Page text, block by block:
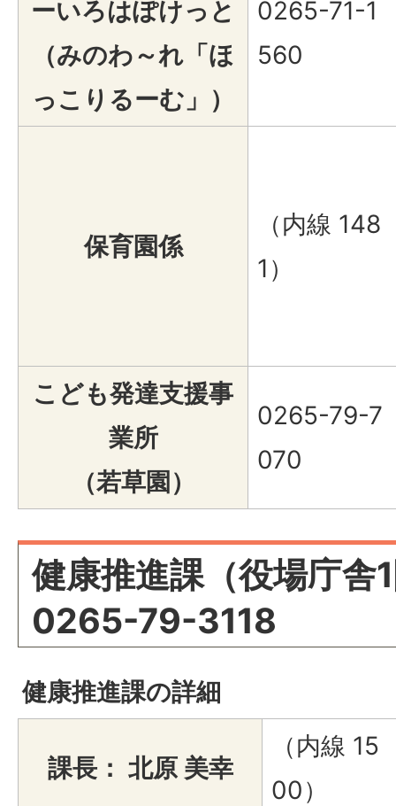
ーいろはぽけっと
（みのわ～れ「ほ
っこりるーむ」）
0265-71-1
560
保育園係
（内線 148
1）
こども発達支援事
業所
（若草園）
0265-79-7
070
健康推進課（役場庁舎
0265-79-3118
健康推進課の詳細
課長： 北原 美幸
（内線 15
00）